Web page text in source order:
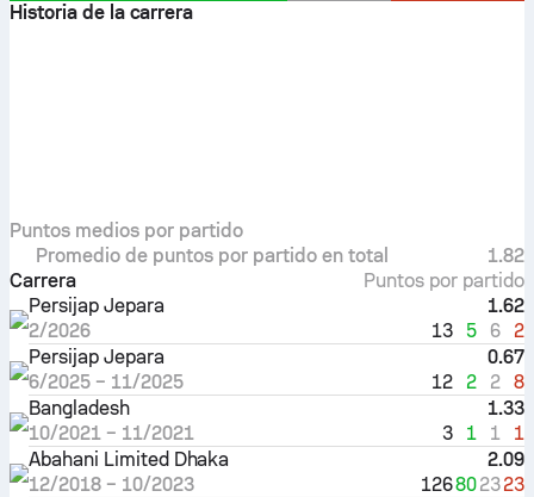
Historia de la carrera
Puntos medios por partido
Promedio de puntos por partido en total
1.82
Carrera
Puntos por partido
Persijap Jepara
1.62
2/2026
13 5 6
2
Persijap Jepara
0.67
6/2025– 11/2025 12 2 2 8
Bangladesh
1.33
10/2021– 11/2021 3 1 1
1
Abahani Limited Dhaka
2.09
12/2018– 10/2023 126802323